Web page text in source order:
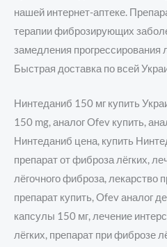
нашей интернет-аптеке.
терапии фиброзирующих
замедления прогрессирования
Быстрая доставка по всей
Нинтеданиб 150 мг купить
150 mg, аналог Ofev купить,
Нинтеданиб цена, купить
препарат от фиброза лёгких,
лёгочного фиброза, лекарство
препарат купить, Ofev аналог
капсулы 150 мг, лечение
лёгких, препарат при фиброзе